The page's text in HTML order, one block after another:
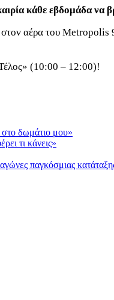
κάθε εβδομάδα να
στον αέρα του
(10:00 – 12:00)!
δωμάτιο μου»
τι κάνεις»
παγκόσμιας